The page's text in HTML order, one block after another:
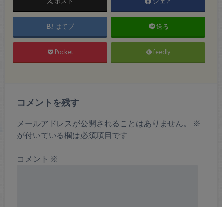
はてブ 送る
Pocket feedly
コメントを残す
メールアドレスが公開されることはありません。
※
が付いている欄は必須項目です
コメント ※